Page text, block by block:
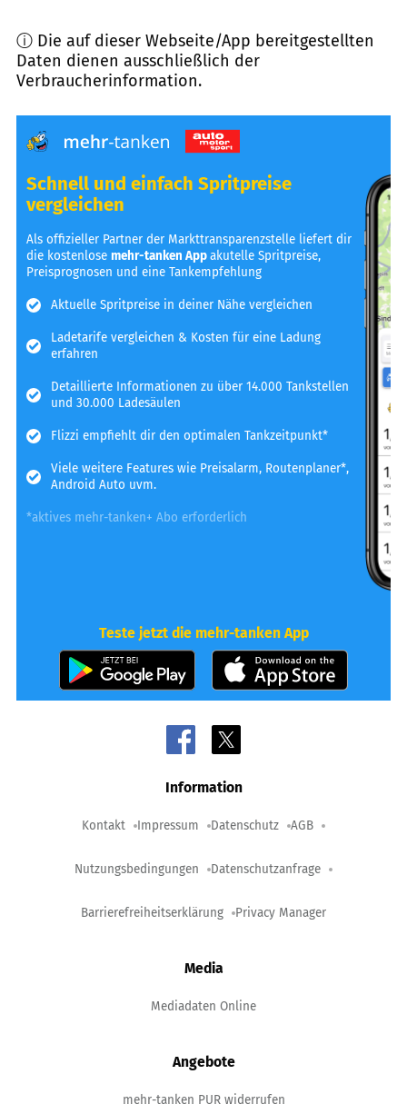
ⓘ Die auf dieser Webseite/App bereitgestellten
Daten dienen ausschließlich der
Verbraucherinformation.
Schnell und einfach Spritpreise
vergleichen
Als offizieller Partner der Markttransparenzstelle liefert dir
die kostenlosemehr-tanken Appakutelle Spritpreise,
Preisprognosen und eine Tankempfehlung
Aktuelle Spritpreise in deiner Nähe vergleichen
Ladetarife vergleichen & Kosten für eine Ladung
erfahren
Detaillierte Informationen zu über 14.000 Tankstellen
und 30.000 Ladesäulen
Flizzi empfiehlt dir den optimalen Tankzeitpunkt*
Viele weitere Features wie Preisalarm, Routenplaner*,
Android Auto uvm.
*aktives mehr-tanken+ Abo erforderlich
Teste jetzt die mehr-tanken App
Information
Kontakt Impressum Datenschutz AGB
Nutzungsbedingungen Datenschutzanfrage
Barrierefreiheitserklärung Privacy Manager
Media
Mediadaten Online
Angebote
mehr-tanken PUR widerrufen